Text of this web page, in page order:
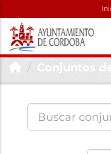
Conjuntos